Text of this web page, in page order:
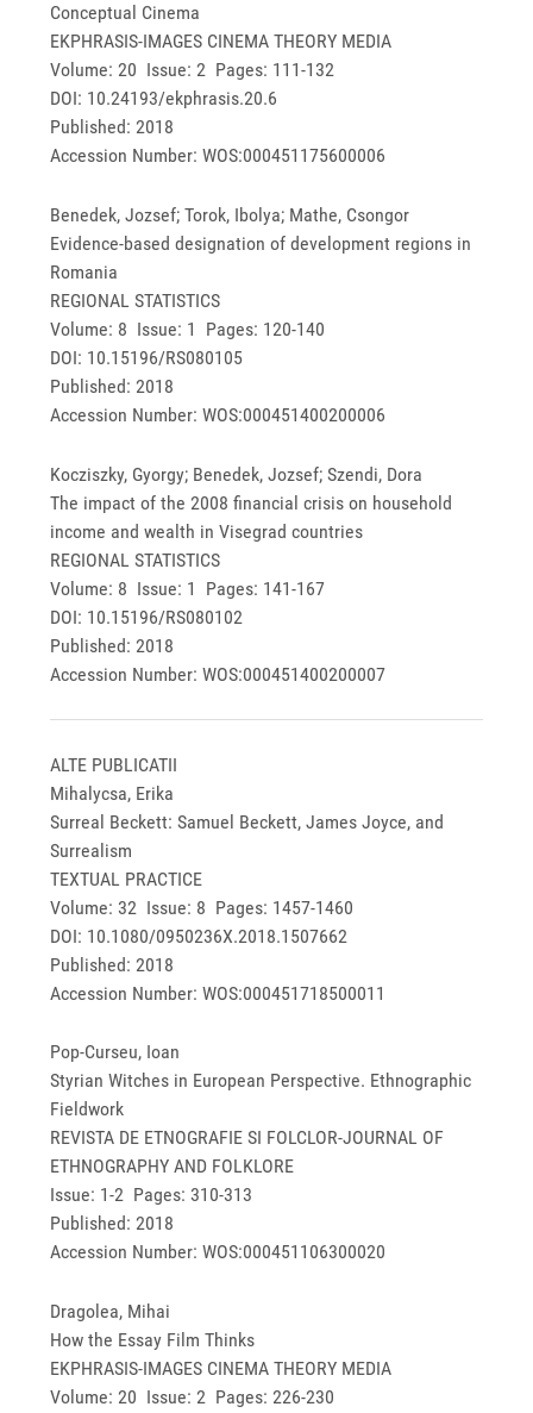
Conceptual Cinema
EKPHRASIS-IMAGES CINEMA THEORY MEDIA
Volume: 20 Issue: 2 Pages: 111-132
DOI: 10.24193/ekphrasis.20.6
Published: 2018
Accession Number: WOS:000451175600006
Benedek, Jozsef; Torok, Ibolya; Mathe, Csongor
Evidence-based designation of development regions in
Romania
REGIONAL STATISTICS
Volume: 8 Issue: 1 Pages: 120-140
DOI: 10.15196/RS080105
Published: 2018
Accession Number: WOS:000451400200006
Kocziszky, Gyorgy; Benedek, Jozsef; Szendi, Dora
The impact of the 2008 financial crisis on household
income and wealth in Visegrad countries
REGIONAL STATISTICS
Volume: 8 Issue: 1 Pages: 141-167
DOI: 10.15196/RS080102
Published: 2018
Accession Number: WOS:000451400200007
ALTE PUBLICATII
Mihalycsa, Erika
Surreal Beckett: Samuel Beckett, James Joyce, and
Surrealism
TEXTUAL PRACTICE
Volume: 32 Issue: 8 Pages: 1457-1460
DOI: 10.1080/0950236X.2018.1507662
Published: 2018
Accession Number: WOS:000451718500011
Pop-Curseu, Ioan
Styrian Witches in European Perspective. Ethnographic
Fieldwork
REVISTA DE ETNOGRAFIE SI FOLCLOR-JOURNAL OF
ETHNOGRAPHY AND FOLKLORE
Issue: 1-2 Pages: 310-313
Published: 2018
Accession Number: WOS:000451106300020
Dragolea, Mihai
How the Essay Film Thinks
EKPHRASIS-IMAGES CINEMA THEORY MEDIA
Volume: 20 Issue: 2 Pages: 226-230